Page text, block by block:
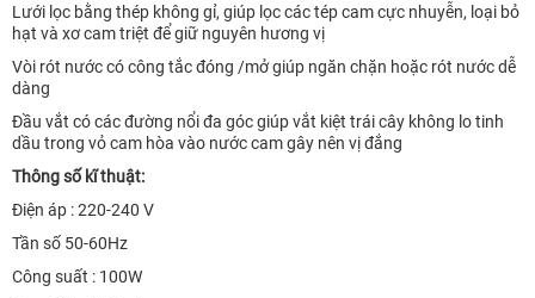
Lưới lọc bằng thép không gỉ, giúp lọc các tép cam cực nhuyễn, loại bỏ
hạt và xơ cam triệt để giữ nguyên hương vị
Vòi rót nước có công tắc đóng /mở giúp ngăn chặn hoặc rót nước dễ
dàng
Đầu vắt có các đường nổi đa góc giúp vắt kiệt trái cây không lo tinh
dầu trong vỏ cam hòa vào nước cam gây nên vị đắng
Thông số kĩ thuật:
Điện áp : 220-240 V
Tần số 50-60Hz
Công suất : 100W